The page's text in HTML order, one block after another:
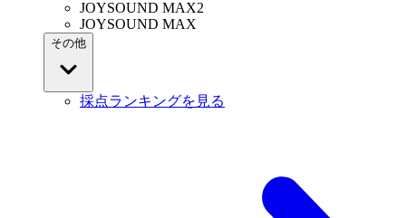
JOYSOUND MAX2
JOYSOUND MAX
その他
採点ランキングを見る